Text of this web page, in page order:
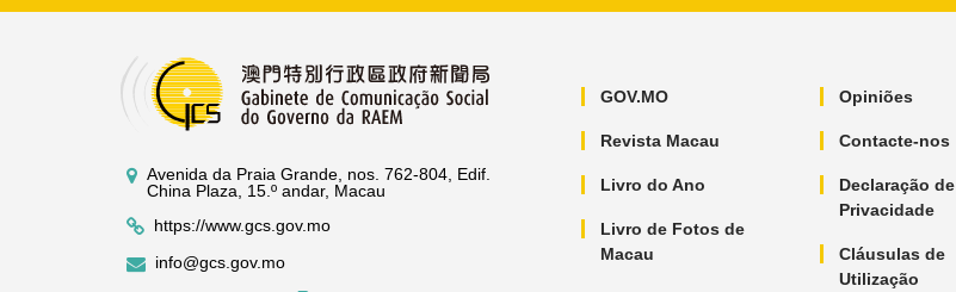
Avenida da Praia Grande, nos. 762-804, Edif.
China Plaza, 15.º andar, Macau
https://www.gcs.gov.mo
info@gcs.gov.mo
GOV.MO
Revista Macau
Livro do Ano
Livro de Fotos de
Macau
Opiniões
Contacte-nos
Declaração de
Privacidade
Cláusulas de
Utilização